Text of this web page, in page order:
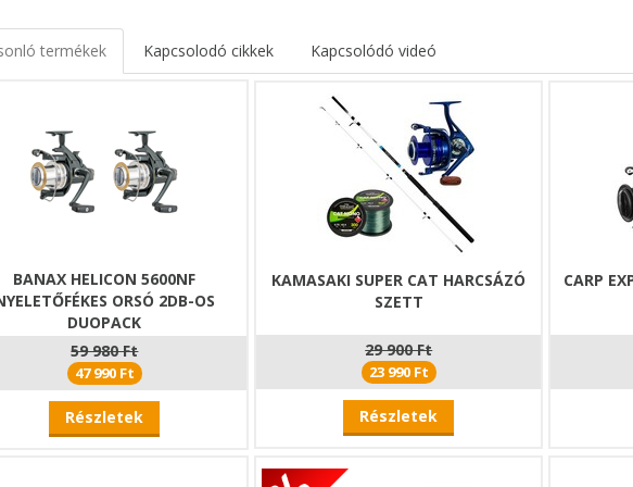
50 x 35 x 40 mm
51 g
külső behatásoktól. Így a lámpa mindig biztonságosan tárolható és könnyen hordozható
termékek Kapcsolodó cikkek Kapcsolódó videó
BANAX HELICON 5600NF
ORSÓ 2DB-OS
DUOPACK
59 980 Ft
47 990 Ft
Részletek
KAMASAKI SUPER CAT HARCSÁZÓ
SZETT
29 900 Ft
23 990 Ft
Részletek
CARP